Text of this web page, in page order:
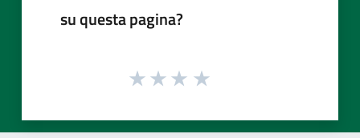
su questa pagina?